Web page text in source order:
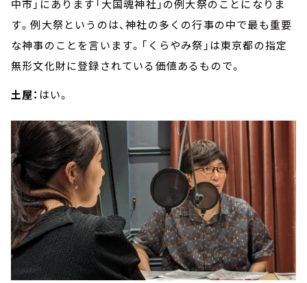
中市」にあります「大国魂神社」の例大祭のことになりま
す。例大祭というのは、神社の多くの行事の中で最も重要
な神事のことを言います。「くらやみ祭」は東京都の指定
無形文化財に登録されている価値あるもので。
土屋： はい。